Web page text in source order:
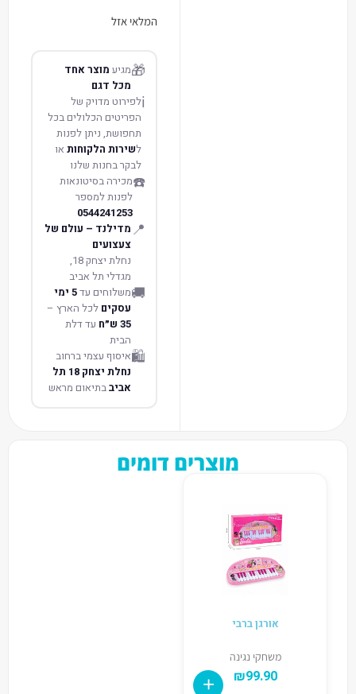
המלאי אזל
🎁מגיע מוצר אחד
מכל דגם
ℹ️לפירוט מדויק של
הפריטים הכלולים בכל
תחפושת, ניתן לפנות
לשירות הלקוחות או
לבקר בחנות שלנו
☎️מכירה בסיטונאות
לפנות למספר
0544241253
📍 מדילנד – עולם של
צעצועים
נחלת יצחק 18,
מגדלי תל אביב
🚚משלוחים עד 5 ימי
עסקים לכל הארץ –
35 ש״ח
עד דלת
הבית
🛍️איסוף עצמי ברחוב
נחלת יצחק 18 תל
אביבבתיאום מראש
מוצרים דומים
אורגן ברבי
משחקי נגינה
₪99.90